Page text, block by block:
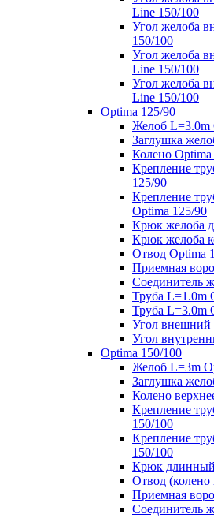
Line 150/100
Угол желоба
150/100
Угол желоба
Line 150/100
Угол желоба
Line 150/100
Optima 125/90
Желоб L=3.0m
Заглушка
Колено Optima
Крепление
125/90
Крепление
Optima 125/90
Крюк желоба
Крюк желоба
Отвод Optima
Приемная
Соединитель
Труба L=1.0m
Труба L=3.0m
Угол внешний
Угол
Optima 150/100
Желоб L=3m
Заглушка
Колено
Крепление
150/100
Крепление
150/100
Крюк длинный
Отвод
Приемная
Соединитель